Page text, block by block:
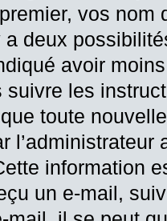
vos nom
a deux
avoir
suivre les
toute
information
un e-mail,